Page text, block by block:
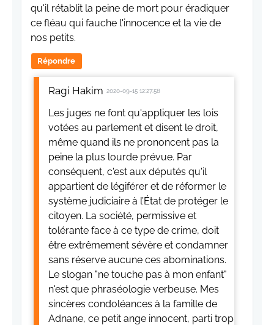
qu'il rétablit la peine de mort pour éradiquer
ce fléau qui fauche l'innocence et la vie de
nos petits.
Répondre
Ragi Hakim 2020-09-15 12:27:58
Les juges ne font qu'appliquer les lois
votées au parlement et disent le droit,
même quand ils ne prononcent pas la
peine la plus lourde prévue. Par
conséquent, c'est aux députés qu'il
appartient de légiférer et de réformer le
système judiciaire à l’État de protéger le
citoyen. La société, permissive et
tolérante face à ce type de crime, doit
être extrêmement sévère et condamner
sans réserve aucune ces abominations.
Le slogan "ne touche pas à mon enfant"
n'est que phraséologie verbeuse. Mes
sincères condoléances à la famille de
Adnane, ce petit ange innocent, parti trop